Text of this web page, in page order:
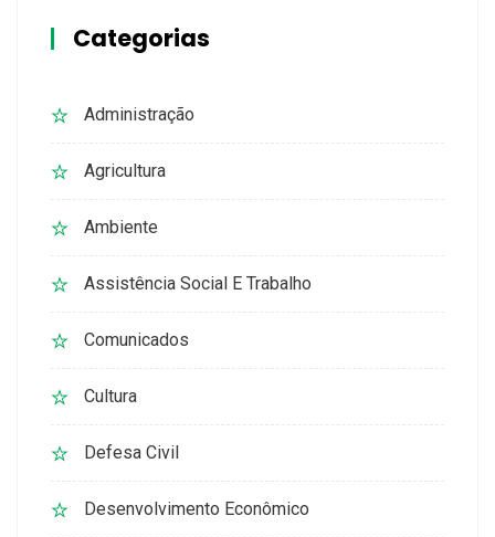
Categorias
Administração
Agricultura
Ambiente
Assistência Social E Trabalho
Comunicados
Cultura
Defesa Civil
Desenvolvimento Econômico